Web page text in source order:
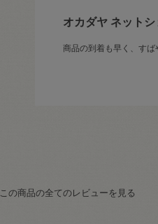
オカダヤ ネット
商品の到着も早く、す
この商品の全てのレビューを見る